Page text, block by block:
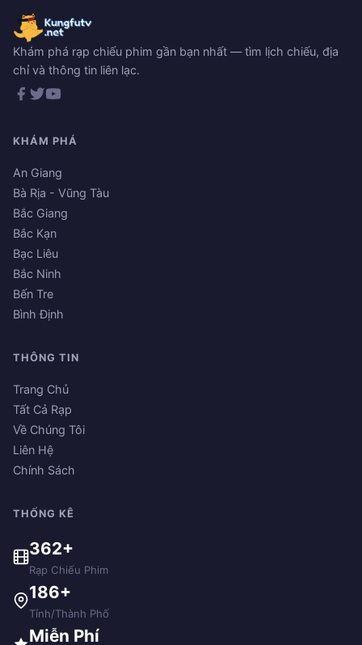
Khám phá rạp chiếu phim gần bạn nhất — tìm lịch chiếu, địa
chỉ và thông tin liên lạc.
KHÁM PHÁ
An Giang
Bà Rịa - Vũng Tàu
Bắc Giang
Bắc Kạn
Bạc Liêu
Bắc Ninh
Bến Tre
Bình Định
THÔNG TIN
Trang Chủ
Tất Cả Rạp
Về Chúng Tôi
Liên Hệ
Chính Sách
THỐNG KÊ
362+
Rạp Chiếu Phim
186+
Tỉnh/Thành Phố
Miễn Phí